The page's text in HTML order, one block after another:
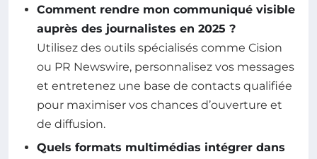
Comment rendre mon communiqué visible
auprès des journalistes en 2025 ?
Utilisez des outils spécialisés comme Cision
ou PR Newswire, personnalisez vos messages
et entretenez une base de contacts qualifiée
pour maximiser vos chances d’ouverture et
de diffusion.
Quels formats multimédias intégrer dans